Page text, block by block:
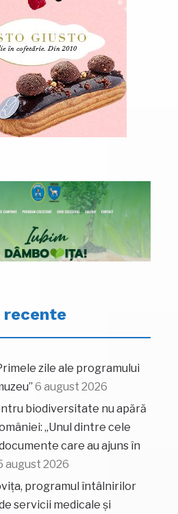
zile ale programului
6 august 2026
biodiversitate nu apără
„Unul dintre cele
care au ajuns în
august 2026
programul întâlnirilor
servicii medicale și